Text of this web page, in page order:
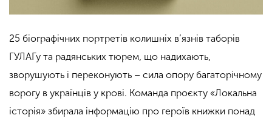
25 біографічних портретів колишніх в’язнів таборів
ГУЛАГу та радянських тюрем, що надихають,
зворушують і переконують – сила опору багаторічному
ворогу в українців у крові. Команда проєкту «Локальна
історія» збирала інформацію про героїв книжки понад